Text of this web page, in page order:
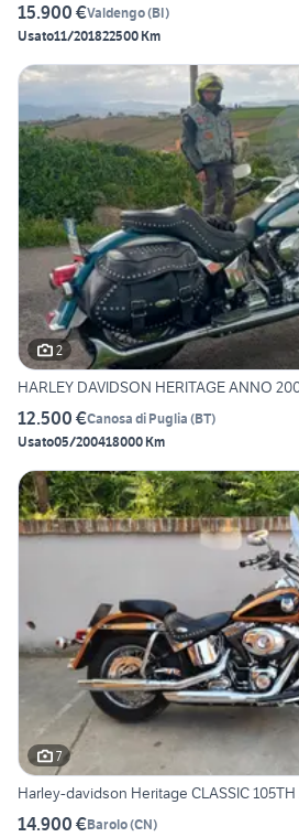
15.900 €Valdengo(BI)
Usato11/201822500 Km
2
HARLEY DAVIDSON HERITAGE ANNO
12.500 €Canosa di Puglia (BT)
Usato05/200418000 Km
7
Harley-davidson Heritage CLASSIC 105TH
14.900 €Barolo(CN)